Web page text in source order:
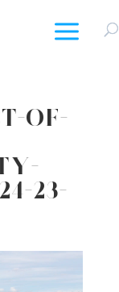
Of-
23-